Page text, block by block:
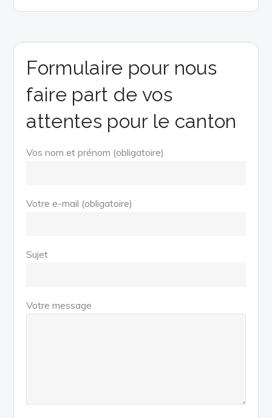
l’article
Formulaire pour nous
faire part de vos
attentes pour le canton
Vos nom et prénom (obligatoire)
Votre e-mail (obligatoire)
Sujet
Votre message